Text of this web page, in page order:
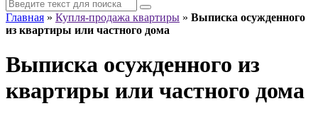
Главная » Купля-продажа квартиры » Выписка осужденного
из квартиры или частного дома
Выписка осужденного из
квартиры или частного дома